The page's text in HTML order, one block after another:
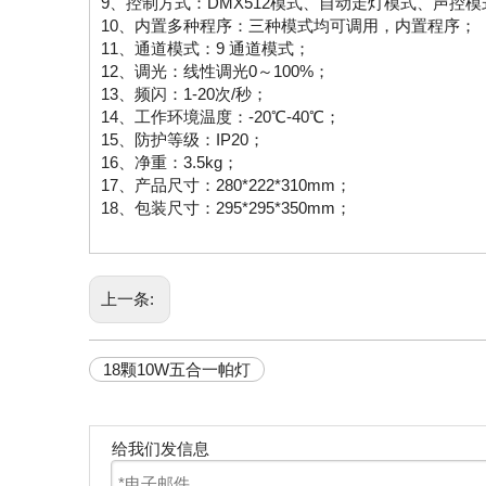
10、内置多种程序：三种模式均可调用，内置程序；
11、通道模式：9 通道模式；
12、调光：线性调光0～100%；
13、频闪：1-20次/秒；
14、工作环境温度：-20℃-40℃；
15、防护等级：IP20；
16、净重：3.5kg；
17、产品尺寸：280*222*310mm；
18、包装尺寸：295*295*350mm；
上一条:
18颗10W五合一帕灯
给我们发信息